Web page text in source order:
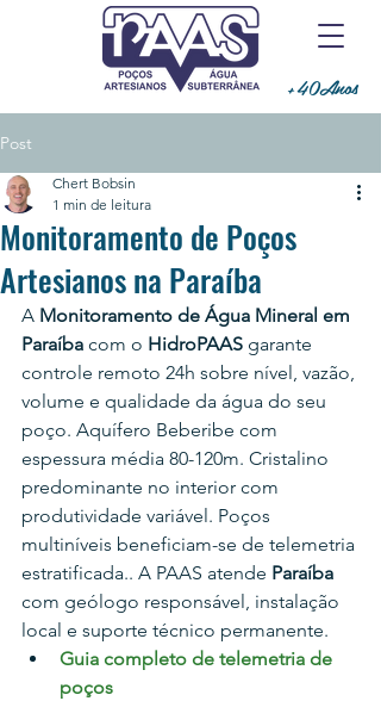
+40Anos
Post
Monitoramento de Poços
Artesianos na Paraíba
Chert Bobsin
1 min de leitura
A Monitoramento de Água Mineral em
Paraíba com o HidroPAAS garante
controle remoto 24h sobre nível, vazão,
volume e qualidade da água do seu
poço. Aquífero Beberibe com
espessura média 80-120m. Cristalino
predominante no interior com
produtividade variável. Poços
multiníveis beneficiam-se de telemetria
estratificada.. A PAAS atende Paraíba
com geólogo responsável, instalação
local e suporte técnico permanente.
Guia completo de telemetria de
poços